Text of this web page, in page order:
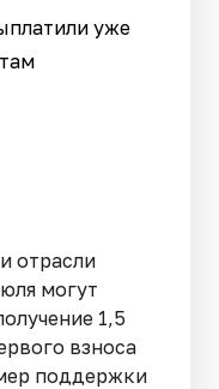
уже
отрасли
могут
1,5
взноса
поддержки